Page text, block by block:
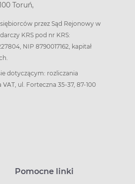
Toruń,
przez Sąd Rejonowy w
KRS pod nr KRS:
NIP 8790017162, kapitał
dotyczącym: rozliczania
ul. Forteczna 35-37, 87-100
Pomocne linki